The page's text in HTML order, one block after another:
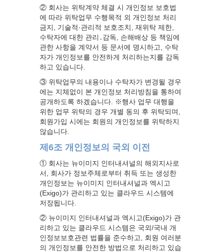
② 회사는 위탁계약 체결 시 개인정보 보호법
에 따라 위탁업무 수행목적 외 개인정보 처리
금지, 기술적·관리적 보호조치, 재위탁 제한,
수탁자에 대한 관리․감독, 손해배상 등 책임에
관한 사항을 계약서 등 문서에 명시하고, 수탁
자가 개인정보를 안전하게 처리하는지를 감독
하고 있습니다.
③ 위탁업무의 내용이나 수탁자가 변경될 경우
에는 지체없이 본 개인정보 처리방침을 통하여
공개하도록 하겠습니다. ※행사 업무 대행을
위한 업무 위탁의 경우 개별 동의 후 위탁되며,
회원가입 시에는 회원의 개인정보를 위탁하지
않습니다.
제6조 개인정보의 국외 이전
① 회사는 뉴이미지 인터내셔널의 해외지사로
서, 회사가 정보주체로부터 취득 또는 생성한
개인정보는 뉴이미지 인터내셔널과 엑시고
(Exigo)가 관리하고 있는 클라우드 시스템에
저장됩니다.
② 뉴이미지 인터내셔널과 엑시고(Exigo)가 관
리하고 있는 클라우드 시스템은 국외/국내 개
인정보보호관련 법률을 준수하고, 회원 여러분
의 개인정보를 안전한 방법으로 처리하고 있습